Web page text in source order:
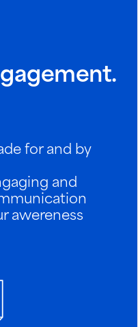
for and by
and
awereness